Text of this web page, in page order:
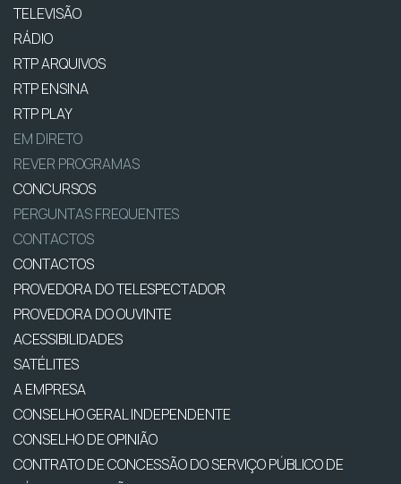
TELEVISÃO
RÁDIO
RTP ARQUIVOS
RTP ENSINA
RTP PLAY
EM DIRETO
REVER PROGRAMAS
CONCURSOS
PERGUNTAS FREQUENTES
CONTACTOS
CONTACTOS
PROVEDORA DO TELESPECTADOR
PROVEDORA DO OUVINTE
ACESSIBILIDADES
SATÉLITES
A EMPRESA
CONSELHO GERAL INDEPENDENTE
CONSELHO DE OPINIÃO
CONTRATO DE CONCESSÃO DO SERVIÇO PÚBLICO DE